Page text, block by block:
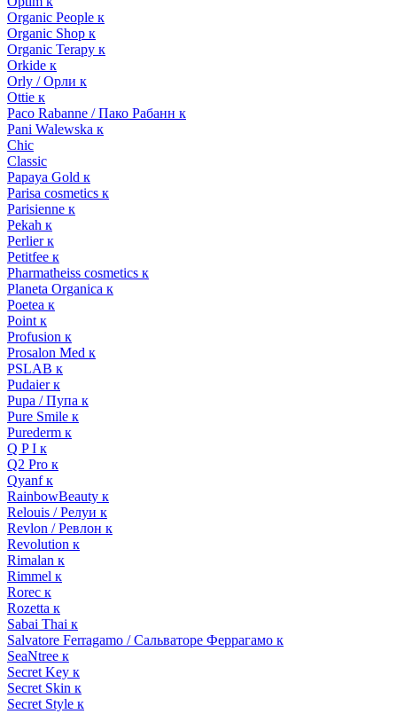
Organic People к
Organic Shop к
Organic Terapy к
Orkide к
Orly / Орли к
Ottie к
Paco Rabanne / Пако Рабанн к
Pani Walewska к
Chic
Classic
Papaya Gold к
Parisa cosmetics к
Parisienne к
Pekah к
Perlier к
Petitfee к
Pharmatheiss cosmetics к
Planeta Organica к
Poetea к
Point к
Profusion к
Prosalon Med к
PSLAB к
Pudaier к
Pupa / Пупа к
Pure Smile к
Purederm к
Q P I к
Q2 Pro к
Qyanf к
RainbowBeauty к
Relouis / Релуи к
Revlon / Ревлон к
Revolution к
Rimalan к
Rimmel к
Rorec к
Rozetta к
Sabai Thai к
Salvatore Ferragamo / Сальваторе Феррагамо к
SeaNtree к
Secret Key к
Secret Skin к
Secret Style к